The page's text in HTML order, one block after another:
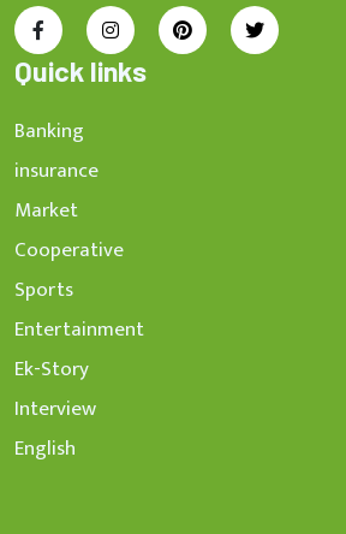
Quick links
Banking
insurance
Market
Cooperative
Sports
Entertainment
Ek-Story
Interview
English